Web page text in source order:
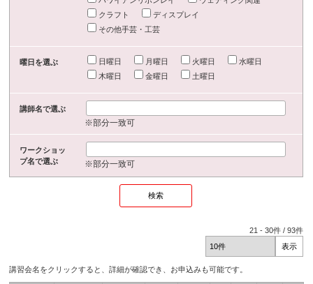
クラフト
ディスプレイ
その他手芸・工芸
曜日を選ぶ 日曜日 月曜日 火曜日
水曜日
木曜日
金曜日 土曜日
講師名で選ぶ
※部分一致可
ワークショッ
プ名で選ぶ
※部分一致可
21 -30件 /93件
講習会名をクリックすると、詳細が確認でき、お申込みも可能です。